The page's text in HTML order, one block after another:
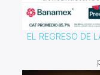
EL REGRESO DE